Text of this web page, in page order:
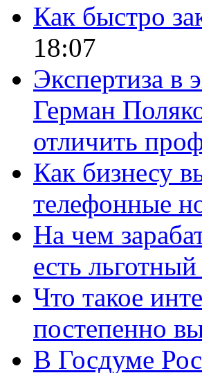
Как быстро
18:07
Экспертиза в
Герман
отличить
Как бизнесу
телефонные
На чем
есть
Что такое
постепенно
В Госдуме